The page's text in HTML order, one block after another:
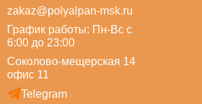
zakaz@polyalpan-msk.ru
График работы: Пн-Вс с
6:00 до 23:00
Соколово-мещерская 14
офис 11
Telegram